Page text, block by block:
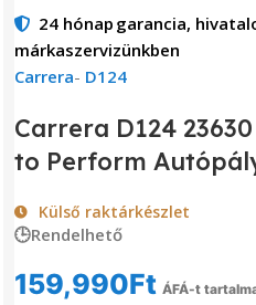
24 hónap garancia,
márkaszervizünkben
Carrera- D124
Carrera D124
to Perform
Külső raktárkészlet
🕒Rendelhető
159,990Ft ÁFÁ-t